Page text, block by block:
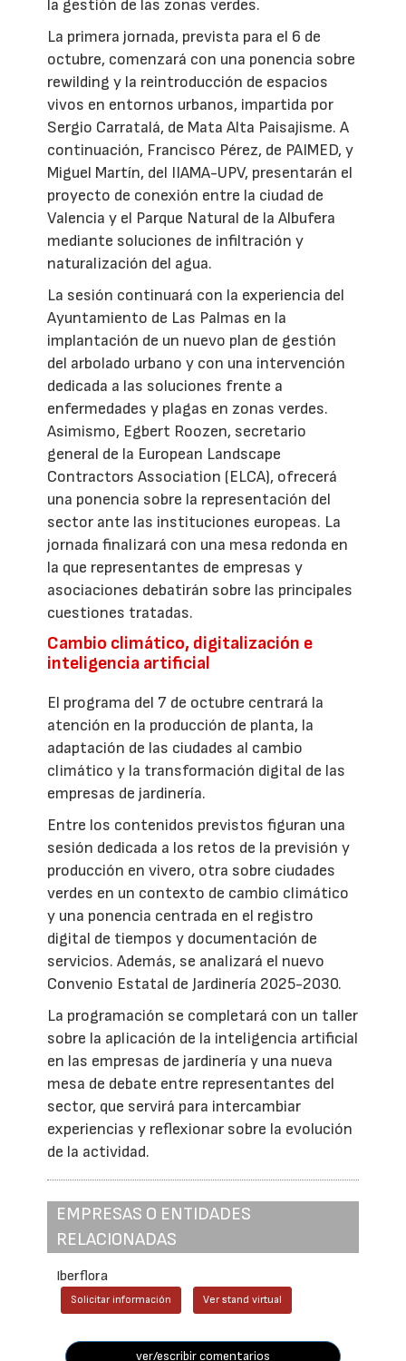
la gestión de las zonas verdes.
La primera jornada, prevista para el 6 de
octubre, comenzará con una ponencia sobre
rewilding y la reintroducción de espacios
vivos en entornos urbanos, impartida por
Sergio Carratalá, de Mata Alta Paisajisme. A
continuación, Francisco Pérez, de PAIMED, y
Miguel Martín, del IIAMA-UPV, presentarán el
proyecto de conexión entre la ciudad de
Valencia y el Parque Natural de la Albufera
mediante soluciones de infiltración y
naturalización del agua.
La sesión continuará con la experiencia del
Ayuntamiento de Las Palmas en la
implantación de un nuevo plan de gestión
del arbolado urbano y con una intervención
dedicada a las soluciones frente a
enfermedades y plagas en zonas verdes.
Asimismo, Egbert Roozen, secretario
general de la European Landscape
Contractors Association (ELCA), ofrecerá
una ponencia sobre la representación del
sector ante las instituciones europeas. La
jornada finalizará con una mesa redonda en
la que representantes de empresas y
asociaciones debatirán sobre las principales
cuestiones tratadas.
Cambio climático, digitalización e
inteligencia artificial
El programa del 7 de octubre centrará la
atención en la producción de planta, la
adaptación de las ciudades al cambio
climático y la transformación digital de las
empresas de jardinería.
Entre los contenidos previstos figuran una
sesión dedicada a los retos de la previsión y
producción en vivero, otra sobre ciudades
verdes en un contexto de cambio climático
y una ponencia centrada en el registro
digital de tiempos y documentación de
servicios. Además, se analizará el nuevo
Convenio Estatal de Jardinería 2025-2030.
La programación se completará con un taller
sobre la aplicación de la inteligencia artificial
en las empresas de jardinería y una nueva
mesa de debate entre representantes del
sector, que servirá para intercambiar
experiencias y reflexionar sobre la evolución
de la actividad.
EMPRESAS O ENTIDADES
RELACIONADAS
Iberflora
Solicitar información Ver stand virtual
ver/escribir comentarios